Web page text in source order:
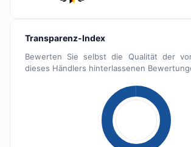
Transparenz-Index
Bewerten Sie selbst die Qualität der
dieses Händlers hinterlassenen